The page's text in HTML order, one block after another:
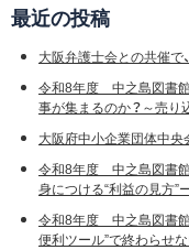
最近の投稿
大阪弁護士会との共催で
令和8年度 中之島図書
事が集まるのか？～売り
大阪府中小企業団体中
令和8年度 中之島図書
身につける“利益の見方”
令和8年度 中之島図書
便利ツール”で終わらせ